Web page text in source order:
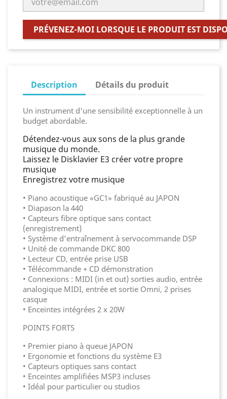
PRÉVENEZ-MOI LORSQUE LE PRODUIT EST
Description Détails du produit
Un instrument d'une sensibilité exceptionnelle à un
budget abordable.
Détendez-vous aux sons de la plus grande
musique du monde.
Laissez le Disklavier E3 créer votre propre
musique
Enregistrez votre musique
• Piano acoustique «GC1» fabriqué au JAPON
• Diapason la 440
• Capteurs fibre optique sans contact
(enregistrement)
• Système d’entraînement à servocommande DSP
• Unité de commande DKC 800
• Lecteur CD, entrée prise USB
• Télécommande + CD démonstration
• Connexions : MIDI (in et out) sorties audio, entrée
analogique MIDI, entrée et sortie Omni, 2 prises
casque
• Enceintes intégrées 2 x 20W
POINTS FORTS
• Premier piano à queue JAPON
• Ergonomie et fonctions du système E3
• Capteurs optiques sans contact
• Enceintes amplifiées MSP3 incluses
• Idéal pour particulier ou studios